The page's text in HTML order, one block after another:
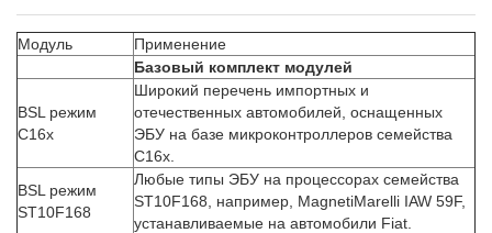
Модуль
Применение
Базовый комплект модулей
BSL режим
C16x
Широкий перечень импортных и
отечественных автомобилей, оснащенных
ЭБУ на базе микроконтроллеров семейства
C16x.
BSL режим
ST10F168
Любые типы ЭБУ на процессорах семейства
ST10F168, например, MagnetiMarelli IAW 59F,
устанавливаемые на автомобили Fiat.